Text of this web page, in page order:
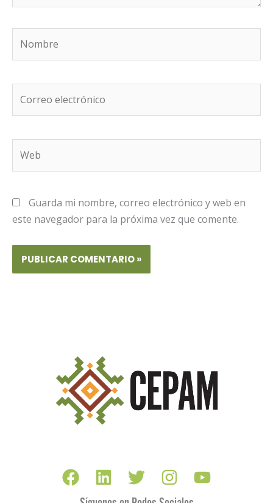
electrónico
Guarda mi nombre, correo electrónico y web en
este navegador para la próxima vez que comente.